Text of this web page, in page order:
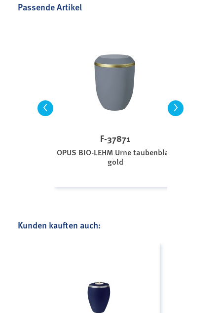
Passende Artikel
<
F-37871
OPUS BIO-LEHM Urne taubenblau
gold
>
Kunden kauften auch: